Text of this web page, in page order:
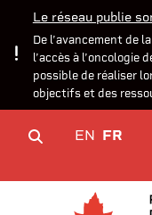
Le réseau publie
De l’avancement de
l’accès à l’oncologie
possible de réaliser
objectifs et des
EN FR